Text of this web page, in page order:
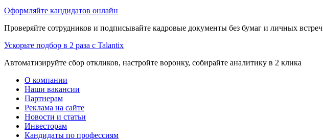
Оформляйте кандидатов онлайн
Проверяйте сотрудников и подписывайте кадровые документы без бумаг и личных встреч
Ускорьте подбор в 2 раза с Talantix
Автоматизируйте сбор откликов, настройте воронку, собирайте аналитику в 2 клика
О компании
Наши вакансии
Партнерам
Реклама на сайте
Новости и статьи
Инвесторам
Кандидаты по профессиям